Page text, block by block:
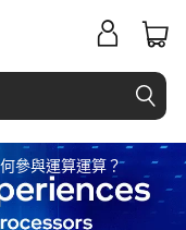
參與運算運算？